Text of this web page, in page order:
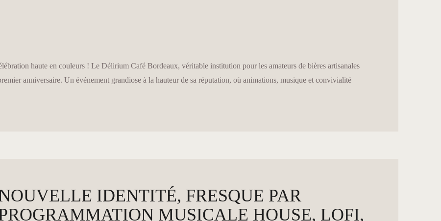
haute en couleurs ! Le Délirium Café Bordeaux, véritable institution pour les amateurs de bières artisanales
anniversaire. Un événement grandiose à la hauteur de sa réputation, où animations, musique et convivialité
IDENTITÉ, FRESQUE PAR
MUSICALE HOUSE, LOFI,